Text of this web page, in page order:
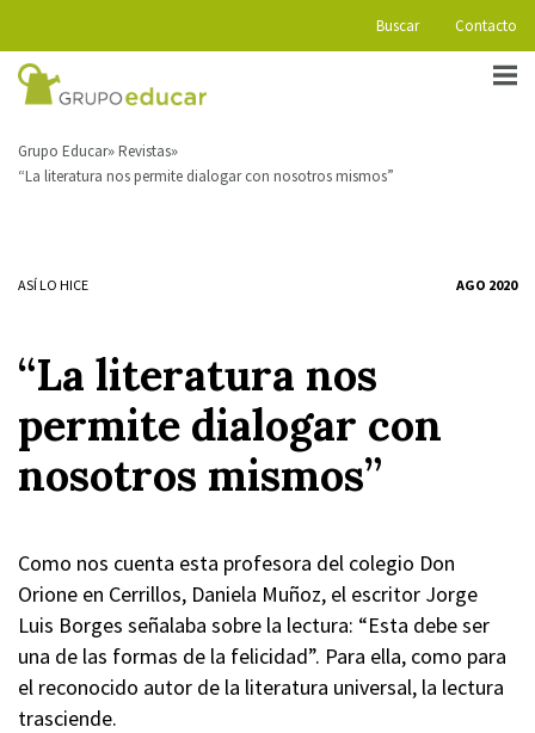
Buscar Contacto
Grupo Educar Revistas
“La literatura nos permite dialogar con nosotros mismos”
ASÍ LO HICE AGO 2020
“La literatura nos
permite dialogar con
nosotros mismos”
Como nos cuenta esta profesora del colegio Don
Orione en Cerrillos, Daniela Muñoz, el escritor Jorge
Luis Borges señalaba sobre la lectura: “Esta debe ser
una de las formas de la felicidad”. Para ella, como para
el reconocido autor de la literatura universal, la lectura
trasciende.